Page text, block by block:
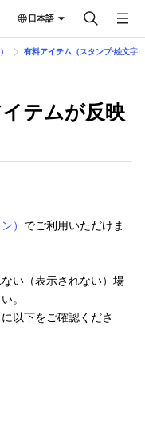
日本語
有料アイテム（スタンプ⋅絵文字⋅
テムが反映
） でご利用いただけま
い（表示されない）場
。
以下をご確認くださ